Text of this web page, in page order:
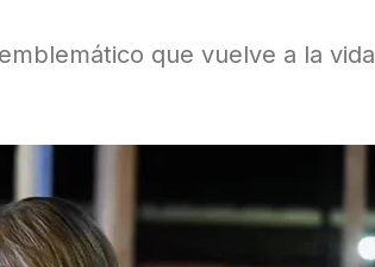
que vuelve a la vida